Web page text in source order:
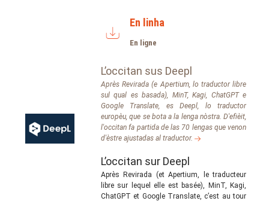
En linha
En ligne
L’occitan sus Deepl
Après Revirada (e Apertium, lo traductor libre
sul qual es basada), MinT, Kagi, ChatGPT e
Google Translate, es Deepl, lo traductor
europèu, que se bota a la lenga nòstra. D'efièit,
l'occitan fa partida de las 70 lengas que venon
d'èstre ajustadas al traductor.
L’occitan sur Deepl
Après Revirada (et Apertium, le traducteur
libre sur lequel elle est basée), MinT, Kagi,
ChatGPT et Google Translate, c’est au tour